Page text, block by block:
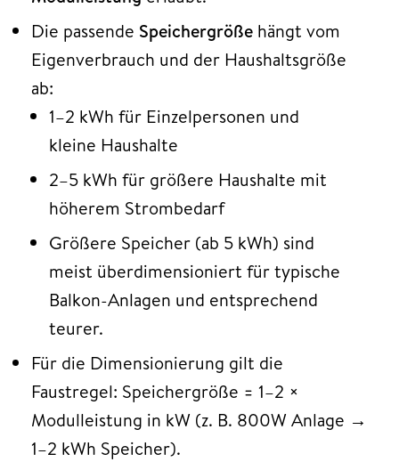
Die passende Speichergröße hängt vom
Eigenverbrauch und der Haushaltsgröße
ab:
1–2 kWh für Einzelpersonen und
kleine Haushalte
2–5 kWh für größere Haushalte mit
höherem Strombedarf
Größere Speicher (ab 5 kWh) sind
meist überdimensioniert für typische
Balkon-Anlagen und entsprechend
teurer.​
Für die Dimensionierung gilt die
Faustregel: Speichergröße = 1–2 ×
Modulleistung in kW (z. B. 800W Anlage →
1–2 kWh Speicher).​